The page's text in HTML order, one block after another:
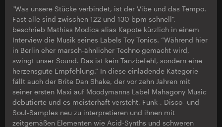
"Was unsere Stücke verbindet, ist der Vibe und das Tempo.
Fast alle sind zwischen 122 und 130 bpm schnell",
beschrieb Mathias Modica alias Kapote kürzlich in einem
Interview die Musik seines Labels Toy Tonics. “Während hier
in Berlin eher marsch-ähnlicher Techno gemacht wird,
swingt unser Sound. Das ist kein Tanzbefehl, sondern eine
herzensgute Empfehlung.” In diese einladende Kategorie
fällt auch der Brite Dan Shake, der vor zehn Jahren mit
seiner ersten Maxi auf Moodymanns Label Mahagony Music
debütierte und es meisterhaft versteht, Funk-, Disco- und
Soul-Samples neu zu interpretieren und ihnen mit
zeitgemäßen Elementen wie Acid-Synths und schweren